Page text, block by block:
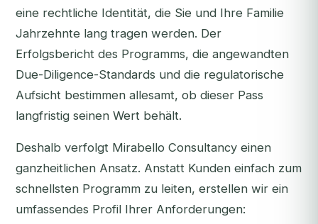
eine rechtliche Identität, die Sie und Ihre Familie
Jahrzehnte lang tragen werden. Der
Erfolgsbericht des Programms, die angewandten
Due-Diligence-Standards und die regulatorische
Aufsicht bestimmen allesamt, ob dieser Pass
langfristig seinen Wert behält.
Deshalb verfolgt Mirabello Consultancy einen
ganzheitlichen Ansatz. Anstatt Kunden einfach zum
schnellsten Programm zu leiten, erstellen wir ein
umfassendes Profil Ihrer Anforderungen: